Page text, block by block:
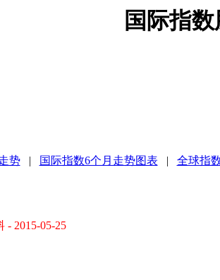
国际指
势| 国际指数6个月走势图表 | 全球指
- 2015-05-25